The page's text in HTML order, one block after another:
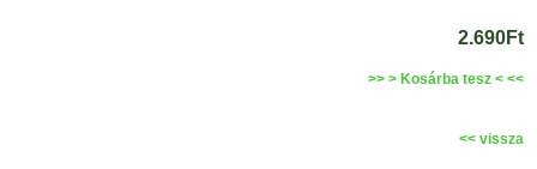
2.690Ft
>> > Kosárba tesz < <<
<< vissza